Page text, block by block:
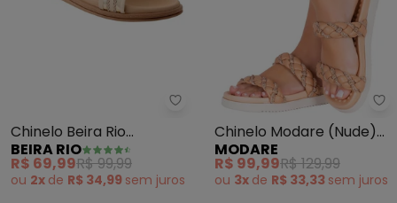
Beira Rio - Chinelo Beira Rio
Chinelo Beira Rio
(Creme) em Sintético
BEIRA RIO
R$ 69,99R$ 99,99
ou 2x de R$ 34,99 sem juros
Chinelo Modare (Nude)
em Sintético
MODARE
R$ 99,99R$ 129,99
ou 3x de R$ 33,33 sem juros